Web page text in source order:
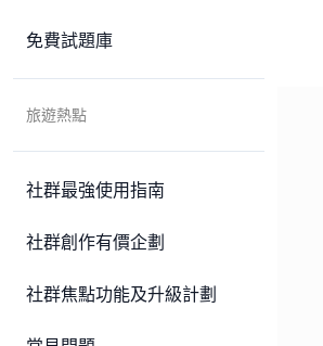
免費試題庫
旅遊熱點
社群最強使用指南
社群創作有價企劃
社群焦點功能及升級計劃